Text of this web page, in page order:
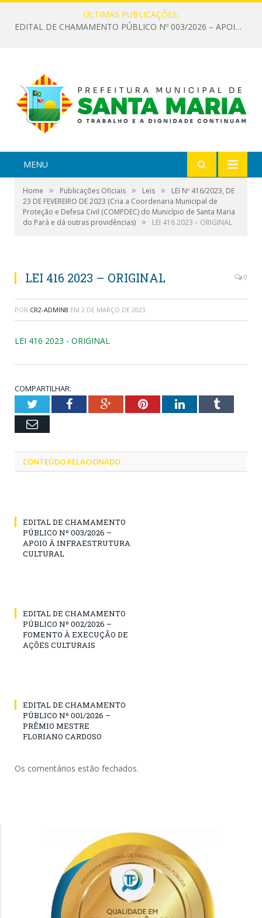
ÚLTIMAS PUBLICAÇÕES:
EDITAL DE CHAMAMENTO PÚBLICO Nº 003/2026 – APOIO À INFRAESTRUTURA CULTURAL
MENU
Home » Publicações Oficiais » Leis »
LEI Nº 416/2023, DE
23 DE FEVEREIRO DE 2023 (Cria a Coordenaria Municipal de
Proteção e Defesa Civil (COMPDEC) do Município de Santa Maria
do Pará e dá outras providências) » LEI 416 2023 – ORIGINAL
LEI 416 2023 – ORIGINAL 0
POR CR2-ADMIN8 EM 2 DE MARÇO DE 2023
LEI 416 2023 - ORIGINAL
COMPARTILHAR:
TwitterFacebookGoogle+PinterestLinkedInTumblr
Email
CONTEÚDO RELACIONADO
EDITAL DE CHAMAMENTO
PÚBLICO Nº 003/2026 –
APOIO À INFRAESTRUTURA
CULTURAL
EDITAL DE CHAMAMENTO
PÚBLICO Nº 002/2026 –
FOMENTO À EXECUÇÃO DE
AÇÕES CULTURAIS
EDITAL DE CHAMAMENTO
PÚBLICO Nº 001/2026 –
PRÊMIO MESTRE
FLORIANO CARDOSO
Os comentários estão fechados.